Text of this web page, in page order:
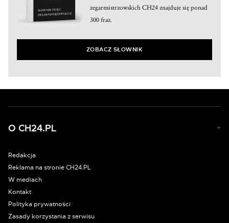
zegarmistrzowskich CH24 znajduje się ponad
300 fraz.
ZOBACZ SŁOWNIK
O CH24.PL
Redakcja
Reklama na stronie CH24.PL
W mediach
Kontakt
Polityka prywatności
Zasady korzystania z serwisu